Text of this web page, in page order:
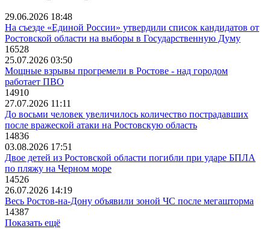
29.06.2026 18:48
На съезде «Единой России» утвердили список кандидатов от
Ростовской области на выборы в Государственную Думу
16528
25.07.2026 03:50
Мощные взрывы прогремели в Ростове - над городом
работает ПВО
14910
27.07.2026 11:11
До восьми человек увеличилось количество пострадавших
после вражеской атаки на Ростовскую область
14836
03.08.2026 17:51
Двое детей из Ростовской области погибли при ударе БПЛА
по пляжу на Черном море
14526
26.07.2026 14:19
Весь Ростов-на-Дону объявили зоной ЧС после мегашторма
14387
Показать ещё